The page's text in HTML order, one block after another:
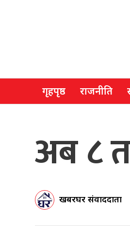
गृहपृष्ठ राजनीति
अब ८
खबरघर संवाददाता